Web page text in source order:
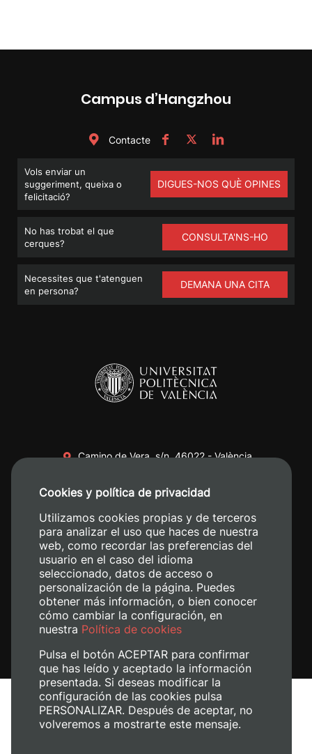
Campus d’Hangzhou
Contacte
Vols enviar un
suggeriment, queixa o
felicitació?
DIGUES-NOS QUÈ OPINES
No has trobat el que
cerques?
CONSULTA'NS-HO
Necessites que t'atenguen
en persona?
DEMANA UNA CITA
Camino de Vera, s/n. 46022 - València
+34 620 04 00 50
Avís legal
Política de cookies
Cookies y política de privacidad
Utilizamos cookies propias y de terceros
para analizar el uso que haces de nuestra
web, como recordar las preferencias del
usuario en el caso del idioma
seleccionado, datos de acceso o
personalización de la página. Puedes
obtener más información, o bien conocer
cómo cambiar la configuración, en
nuestra Política de cookies
Pulsa el botón ACEPTAR para confirmar
que has leído y aceptado la información
presentada. Si deseas modificar la
configuración de las cookies pulsa
PERSONALIZAR. Después de aceptar, no
volveremos a mostrarte este mensaje.